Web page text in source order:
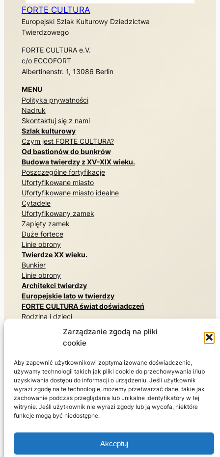
Zarządzanie zgodą na pliki
cookie
Aby zapewnić użytkownikowi zoptymalizowane doświadczenie,
używamy technologii takich jak pliki cookie do przechowywania i/lub
uzyskiwania dostępu do informacji o urządzeniu. Jeśli użytkownik
wyrazi zgodę na te technologie, możemy przetwarzać dane, takie jak
zachowanie podczas przeglądania lub unikalne identyfikatory w tej
witrynie. Jeśli użytkownik nie wyrazi zgody lub ją wycofa, niektóre
funkcje mogą być niedostępne.
Akceptuj
FORTE CULTURA
Europejski Szlak Kulturowy Dziedzictwa
Twierdzowego
FORTE CULTURA e.V.
c/o ECCOFORT
Albertinenstr. 1, 13086 Berlin
MENU
Polityka prywatności
Nadruk
Skontaktuj się z nami
Szlak kulturowy
Czym jest FORTE CULTURA?
Od bastionów do bunkrów
Budowa twierdzy z XV-XIX wieku.
Poszczególne fortyfikacje
Ufortyfikowane miasto
Ufortyfikowane miasto idealne
Cytadele
Ufortyfikowany zamek
Zapięty zamek
Duże fortece
Linie obrony
Twierdze XX wieku.
Bunkier
Linie obrony
Architekci twierdzy
Europejskie lato w twierdzy
FORTE CULTURA świat doświadczeń
Rodzina i dzieci
Pomniki i miejsca pamięci
Tajne architektury
Poznaj historię wojskowości
Muzea i wystawy
Przyroda, parki i ogrody
Zamieszkaj i ciesz się
Sport
Świat podróży
Wycieczki z przewodnikiem
Zalecenia dotyczące podróży FORTE CULTURA